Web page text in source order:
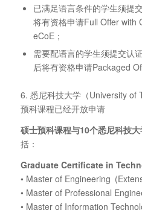
已满足语言条件的学生须提
将有资格申请Full Offer with
eCoE；
需要配语言的学生须提交认
后将有资格申请Packaged
6. 悉尼科技大学（University of
预科课程已经开放申请
硕士预科课程与10个悉尼科技
括：
Graduate Certificate in
• Master of Engineering
• Master of Professional
• Master of Information